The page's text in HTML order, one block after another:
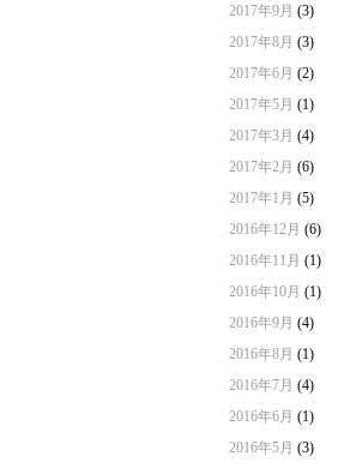
2017年9月 (3)
2017年8月 (3)
2017年6月 (2)
2017年5月 (1)
2017年3月 (4)
2017年2月 (6)
2017年1月 (5)
2016年12月 (6)
2016年11月 (1)
2016年10月 (1)
2016年9月 (4)
2016年8月 (1)
2016年7月 (4)
2016年6月 (1)
2016年5月 (3)